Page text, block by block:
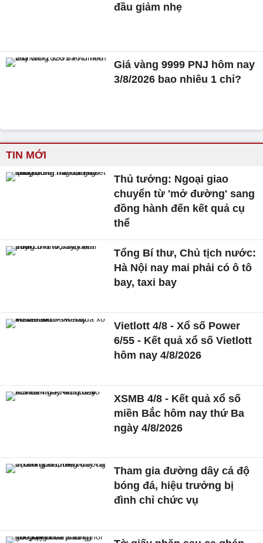
đầu giảm nhẹ
Giá vàng 9999 PNJ hôm nay
3/8/2026 bao nhiêu 1 chỉ?
TIN MỚI
Thủ tướng: Ngoại giao
chuyển từ 'mở đường' sang
đồng hành đến kết quả cụ
thể
Tổng Bí thư, Chủ tịch nước:
Hà Nội nay mai phải có ô tô
bay, taxi bay
Vietlott 4/8 - Xổ số Power
6/55 - Kết quả xổ số Vietlott
hôm nay 4/8/2026
XSMB 4/8 - Kết quả xổ số
miền Bắc hôm nay thứ Ba
ngày 4/8/2026
Tham gia đường dây cá độ
bóng đá, hiệu trưởng bị
đình chỉ chức vụ